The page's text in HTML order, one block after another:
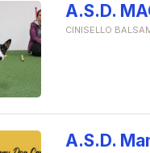
A.S.D.
CINISELLO
A.S.D.